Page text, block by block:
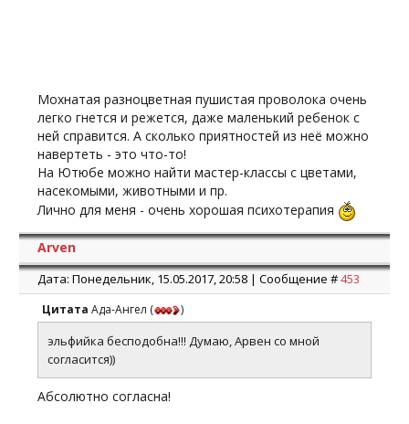
Мохнатая разноцветная пушистая проволока очень
легко гнется и режется, даже маленький ребенок с
ней справится. А сколько приятностей из неё можно
навертеть - это что-то!
На Ютюбе можно найти мастер-классы с цветами,
насекомыми, животными и пр.
Лично для меня - очень хорошая психотерапия
Arven
Дата: Понедельник, 15.05.2017, 20:58 | Сообщение #453
Цитата Ада-Ангел ( )
эльфийка бесподобна!!! Думаю, Арвен со мной
согласится))
Абсолютно согласна!